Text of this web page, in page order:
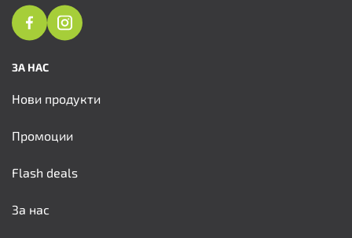
ЗА НАС
Нови продукти
Промоции
Flash deals
За нас